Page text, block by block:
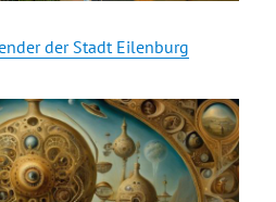
der Stadt Eilenburg